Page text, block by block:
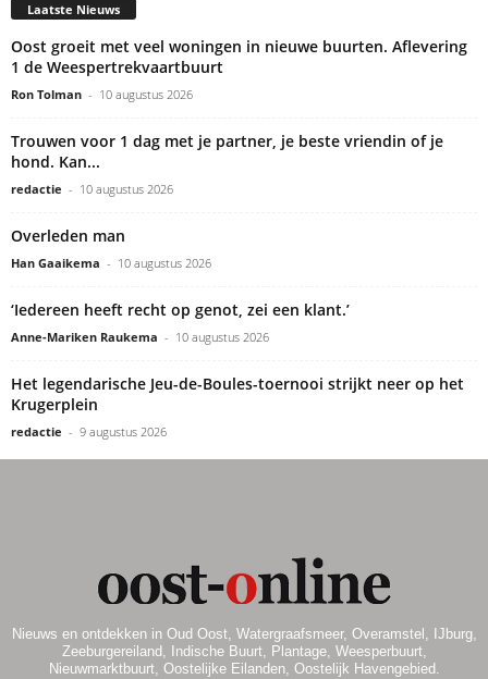
Laatste Nieuws
Oost groeit met veel woningen in nieuwe buurten. Aflevering
1 de Weespertrekvaartbuurt
Ron Tolman - 10 augustus 2026
Trouwen voor 1 dag met je partner, je beste vriendin of je
hond. Kan...
redactie - 10 augustus 2026
Overleden man
Han Gaaikema - 10 augustus 2026
‘Iedereen heeft recht op genot, zei een klant.’
Anne-Mariken Raukema - 10 augustus 2026
Het legendarische Jeu-de-Boules-toernooi strijkt neer op het
Krugerplein
redactie - 9 augustus 2026
Nieuws en ontdekken in Oud Oost, Watergraafsmeer, Overamstel, IJburg,
Zeeburgereiland, Indische Buurt, Plantage, Weesperbuurt,
Nieuwmarktbuurt, Oostelijke Eilanden, Oostelijk Havengebied.